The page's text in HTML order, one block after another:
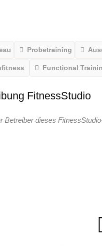
Probetraining
Functional
FitnessStudio
Betreiber dieses